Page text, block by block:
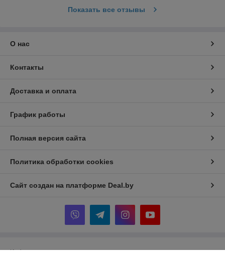
Показать все отзывы
О нас
Контакты
Доставка и оплата
График работы
Полная версия сайта
Политика обработки cookies
Сайт создан на платформе Deal.by
Информация для покупателя